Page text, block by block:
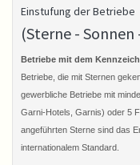
Einstufung der Betriebe
(Sterne - Sonnen
Betriebe mit dem
Betriebe, die mit Sternen
gewerbliche Betriebe mit
Garni-Hotels, Garnis) oder 5
angeführten Sterne sind das
internationalem Standard.